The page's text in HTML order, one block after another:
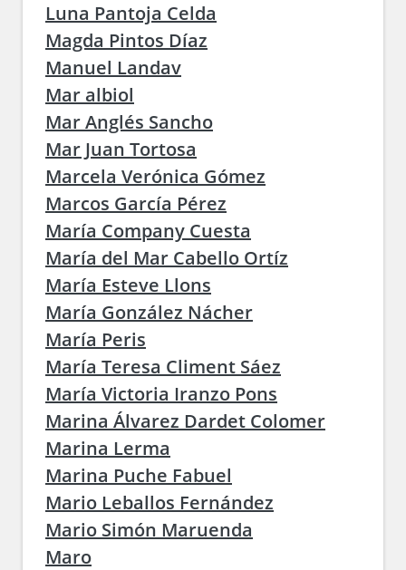
Luna Pantoja Celda
Magda Pintos Díaz
Manuel Landav
Mar albiol
Mar Anglés Sancho
Mar Juan Tortosa
Marcela Verónica Gómez
Marcos García Pérez
María Company Cuesta
María del Mar Cabello Ortíz
María Esteve Llons
María González Nácher
María Peris
María Teresa Climent Sáez
María Victoria Iranzo Pons
Marina Álvarez Dardet Colomer
Marina Lerma
Marina Puche Fabuel
Mario Leballos Fernández
Mario Simón Maruenda
Maro